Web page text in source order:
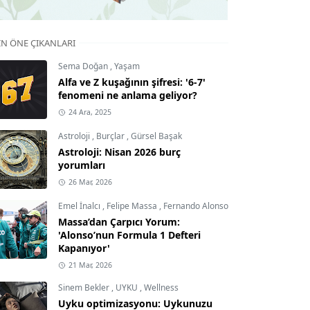
ÖNE ÇIKANLARI
Sema Doğan ,Yaşam
Alfa ve Z kuşağının şifresi: '6-7'
fenomeni ne anlama geliyor?
24 Ara, 2025
Astroloji , Burçlar ,Gürsel Başak
Astroloji: Nisan 2026 burç
yorumları
26 Mar, 2026
Emel İnalcı , Felipe Massa , Fernando Alonso
Massa’dan Çarpıcı Yorum:
'Alonso’nun Formula 1 Defteri
Kapanıyor'
21 Mar, 2026
Sinem Bekler , UYKU ,Wellness
Uyku optimizasyonu: Uykunuzu